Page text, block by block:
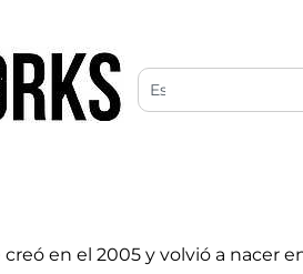
en el 2005 y volvió a nacer